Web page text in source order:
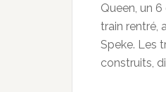
Queen, un
train rentré,
Speke. Les
construits,